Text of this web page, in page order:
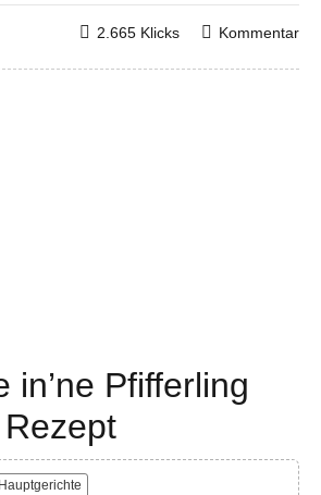
Kommentar
2.665 Klicks
in’ne Pfifferling
Hauptgerichte